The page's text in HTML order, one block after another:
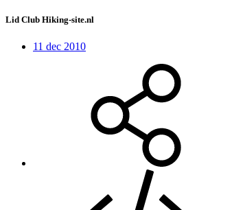
Lid Club Hiking-site.nl
11 dec 2010